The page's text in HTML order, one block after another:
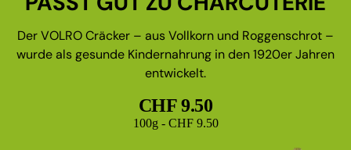
Der VOLRO Cräcker – aus Vollkorn und Roggenschrot –
wurde als gesunde Kindernahrung in den 1920er Jahren
entwickelt.
CHF 9.50
Grundpreis
100g - CHF 9.50